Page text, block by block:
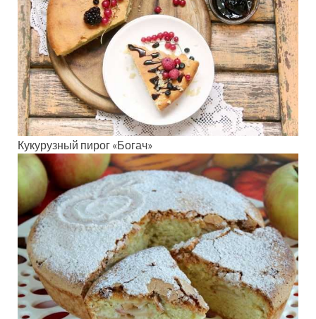
Кукурузный пирог «Богач»